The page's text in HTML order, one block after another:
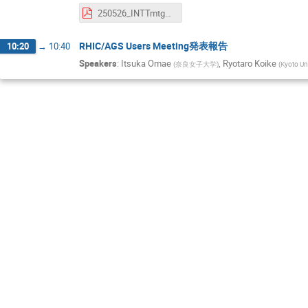
250526_INTTmtg_Enokizono.pdf
10:20 → 10:40 RHIC/AGS Users Meeting発表報告
Speakers: Itsuka Omae (奈良女子大学), Ryotaro Koike (Kyoto